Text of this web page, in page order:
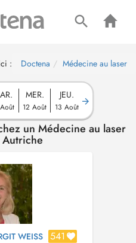
: Doctena Médecine au laser
MER.
12 Août
JEU.
13 Août
un Médecine au laser
WEISS 541